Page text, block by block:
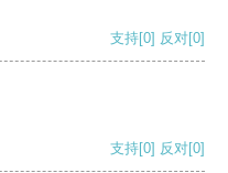
支持[0] 反对[0]
支持[0] 反对[0]